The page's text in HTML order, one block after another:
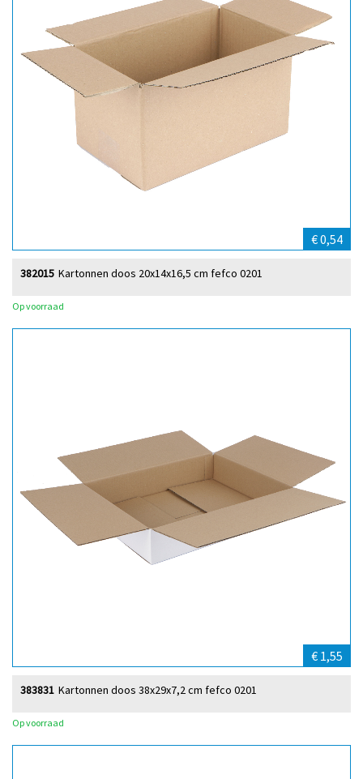
€ 0,54
Kartonnen doos 20x14x16,5 cm fefco 0201
382015
Op voorraad
€ 1,55
Kartonnen doos 38x29x7,2 cm fefco 0201
383831
Op voorraad